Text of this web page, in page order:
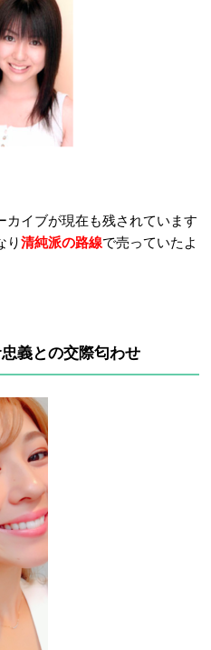
カイブが現在も残されています
り清純派の路線で売っていたよ
義との交際匂わせ